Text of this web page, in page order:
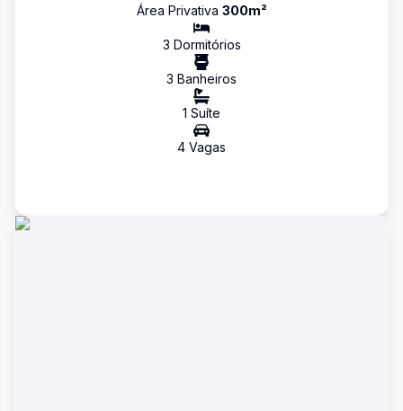
Área Privativa 300m²
3 Dormitórios
3 Banheiros
1 Suíte
4 Vagas